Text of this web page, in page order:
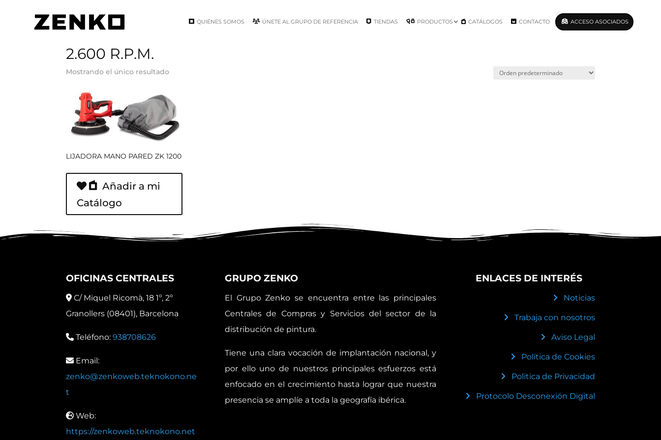
QUIÉNES SOMOS ÚNETE AL GRUPO DE REFERENCIA TIENDAS PRODUCTOS CATÁLOGOS CONTACTO ACCESO ASOCIADOS
2.600 R.P.M.
Mostrando el único resultado
LIJADORA MANO PARED ZK 1200
Añadir a mi
Catálogo
OFICINAS CENTRALES
C/ Miquel Ricomà, 18 1º, 2º
Granollers (08401), Barcelona
Teléfono: 938708626
Email:
zenko@zenkoweb.teknokono.ne
t
Web:
https://zenkoweb.teknokono.net
GRUPO ZENKO
El Grupo Zenko se encuentra entre las principales
Centrales de Compras y Servicios del sector de la
distribución de pintura.
Tiene una clara vocación de implantación nacional, y
por ello uno de nuestros principales esfuerzos está
enfocado en el crecimiento hasta lograr que nuestra
presencia se amplíe a toda la geografía ibérica.
ENLACES DE INTERÉS
Noticias
Trabaja con nosotros
Aviso Legal
Política de Cookies
Politica de Privacidad
Protocolo Desconexión Digital